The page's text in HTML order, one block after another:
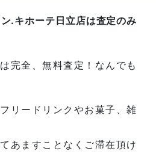
.キホーテ日立店は査定のみ
完全、無料査定！なんでも
リードリンクやお菓子、雑
あますことなくご滞在頂け